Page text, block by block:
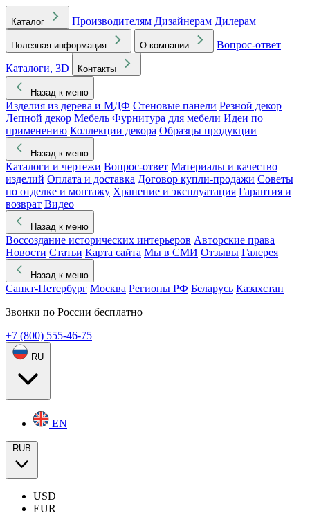
Каталог Производителям Дизайнерам Дилерам
Полезная информация О компании
Вопрос-ответ
Каталоги, 3D
Контакты
Назад к меню
Изделия из дерева и МДФ Стеновые панели Резной декор
Лепной декор Мебель Фурнитура для мебели Идеи по
применению Коллекции декора Образцы продукции
Назад к меню
Каталоги и чертежи Вопрос-ответ Материалы и качество
изделий Оплата и доставка Договор купли-продажи Советы
по отделке и монтажу Хранение и эксплуатация Гарантия и
возврат Видео
Назад к меню
Воссоздание исторических интерьеров Авторские права
Новости Статьи Карта сайта Мы в СМИ Отзывы Галерея
Назад к меню
Санкт-Петербург Москва Регионы РФ Беларусь Казахстан
Звонки по России бесплатно
+7 (800) 555-46-75
RU
EN
RUB
USD
EUR